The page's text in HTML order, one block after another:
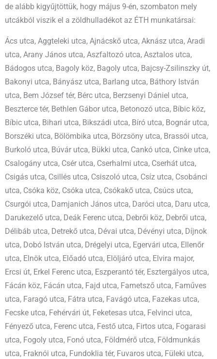
de alább kigyűjtöttük, hogy május 9-én, szombaton mely
utcákból viszik el a zöldhulladékot az ÉTH munkatársai:
Ács utca, Aggteleki utca, Ajnácskő utca, Aknász utca, Aradi
utca, Arany János utca, Aszfaltozó utca, Asztalos utca,
Bádogos utca, Bagoly köz, Bagoly utca, Bajcsy-Zsilinszky út,
Bakonyi utca, Bányász utca, Barlang utca, Báthory István
utca, Bem József tér, Bérc utca, Berzsenyi Dániel utca,
Beszterce tér, Bethlen Gábor utca, Betonozó utca, Bíbic köz,
Bíbic utca, Bihari utca, Bikszádi utca, Bíró utca, Bognár utca,
Borszéki utca, Bölömbika utca, Börzsöny utca, Brassói utca,
Burkoló utca, Búvár utca, Bükki utca, Cankó utca, Cinke utca,
Csalogány utca, Csér utca, Cserhalmi utca, Cserhát utca,
Csigás utca, Csillés utca, Csiszoló utca, Csíz utca, Csobánci
utca, Csóka köz, Csóka utca, Csókakő utca, Csúcs utca,
Csurgói utca, Damjanich János utca, Daróci utca, Daru utca,
Darukezelő utca, Deák Ferenc utca, Debrői köz, Debrői utca,
Délibáb utca, Detrekő utca, Dévai utca, Dévényi utca, Díjnok
utca, Dobó István utca, Drégelyi utca, Egervári utca, Ellenőr
utca, Elnök utca, Előadó utca, Elöljáró utca, Elvira major,
Ercsi út, Erkel Ferenc utca, Eszperantó tér, Esztergályos utca,
Fácán köz, Fácán utca, Fajd utca, Fametsző utca, Faműves
utca, Faragó utca, Fátra utca, Favágó utca, Fazekas utca,
Fecske utca, Fehérvári út, Feketesas utca, Felvinci utca,
Fényező utca, Ferenc utca, Festő utca, Firtos utca, Fogarasi
utca, Fogoly utca, Fonó utca, Földmérő utca, Földmunkás
utca, Fraknói utca, Fundoklia tér, Fuvaros utca, Füleki utca,